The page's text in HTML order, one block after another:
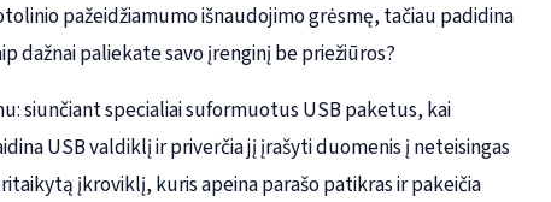
pažeidžiamumo išnaudojimo grėsmę, tačiau padidina
dažnai paliekate savo įrenginį be priežiūros?
siunčiant specialiai suformuotus USB paketus, kai
USB valdiklį ir priverčia jį įrašyti duomenis į neteisingas
įkroviklį, kuris apeina parašo patikras ir pakeičia